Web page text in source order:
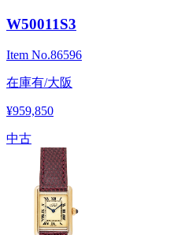
W50011S3
Item No.86596
在庫有/大阪
¥959,850
中古